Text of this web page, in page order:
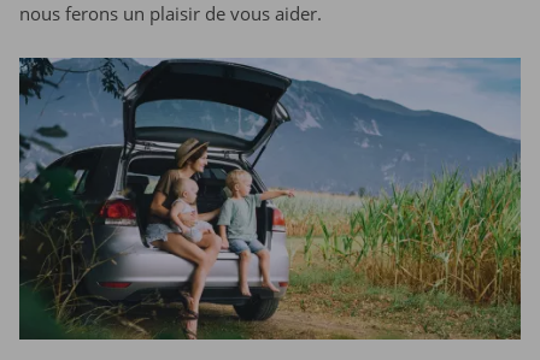
nous ferons un plaisir de vous aider.